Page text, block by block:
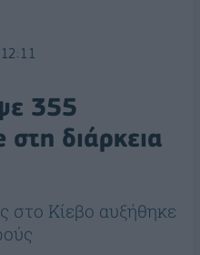
12:11
355
διάρκεια
στο Κίεβο αυξήθηκε